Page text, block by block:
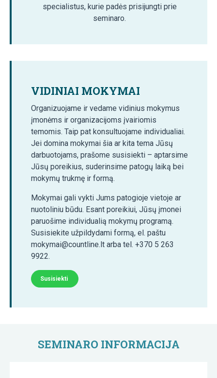
specialistus, kurie padės prisijungti prie
seminaro.
VIDINIAI MOKYMAI
Organizuojame ir vedame vidinius mokymus
įmonėms ir organizacijoms įvairiomis
temomis. Taip pat konsultuojame individualiai.
Jei domina mokymai šia ar kita tema Jūsų
darbuotojams, prašome susisiekti – aptarsime
Jūsų poreikius, suderinsime patogų laiką bei
mokymų trukmę ir formą.
Mokymai gali vykti Jums patogioje vietoje ar
nuotoliniu būdu. Esant poreikiui, Jūsų įmonei
paruošime individualią mokymų programą.
Susisiekite užpildydami formą, el. paštu
mokymai@countline.lt arba tel. +370 5 263
9922.
Susisiekti
SEMINARO INFORMACIJA